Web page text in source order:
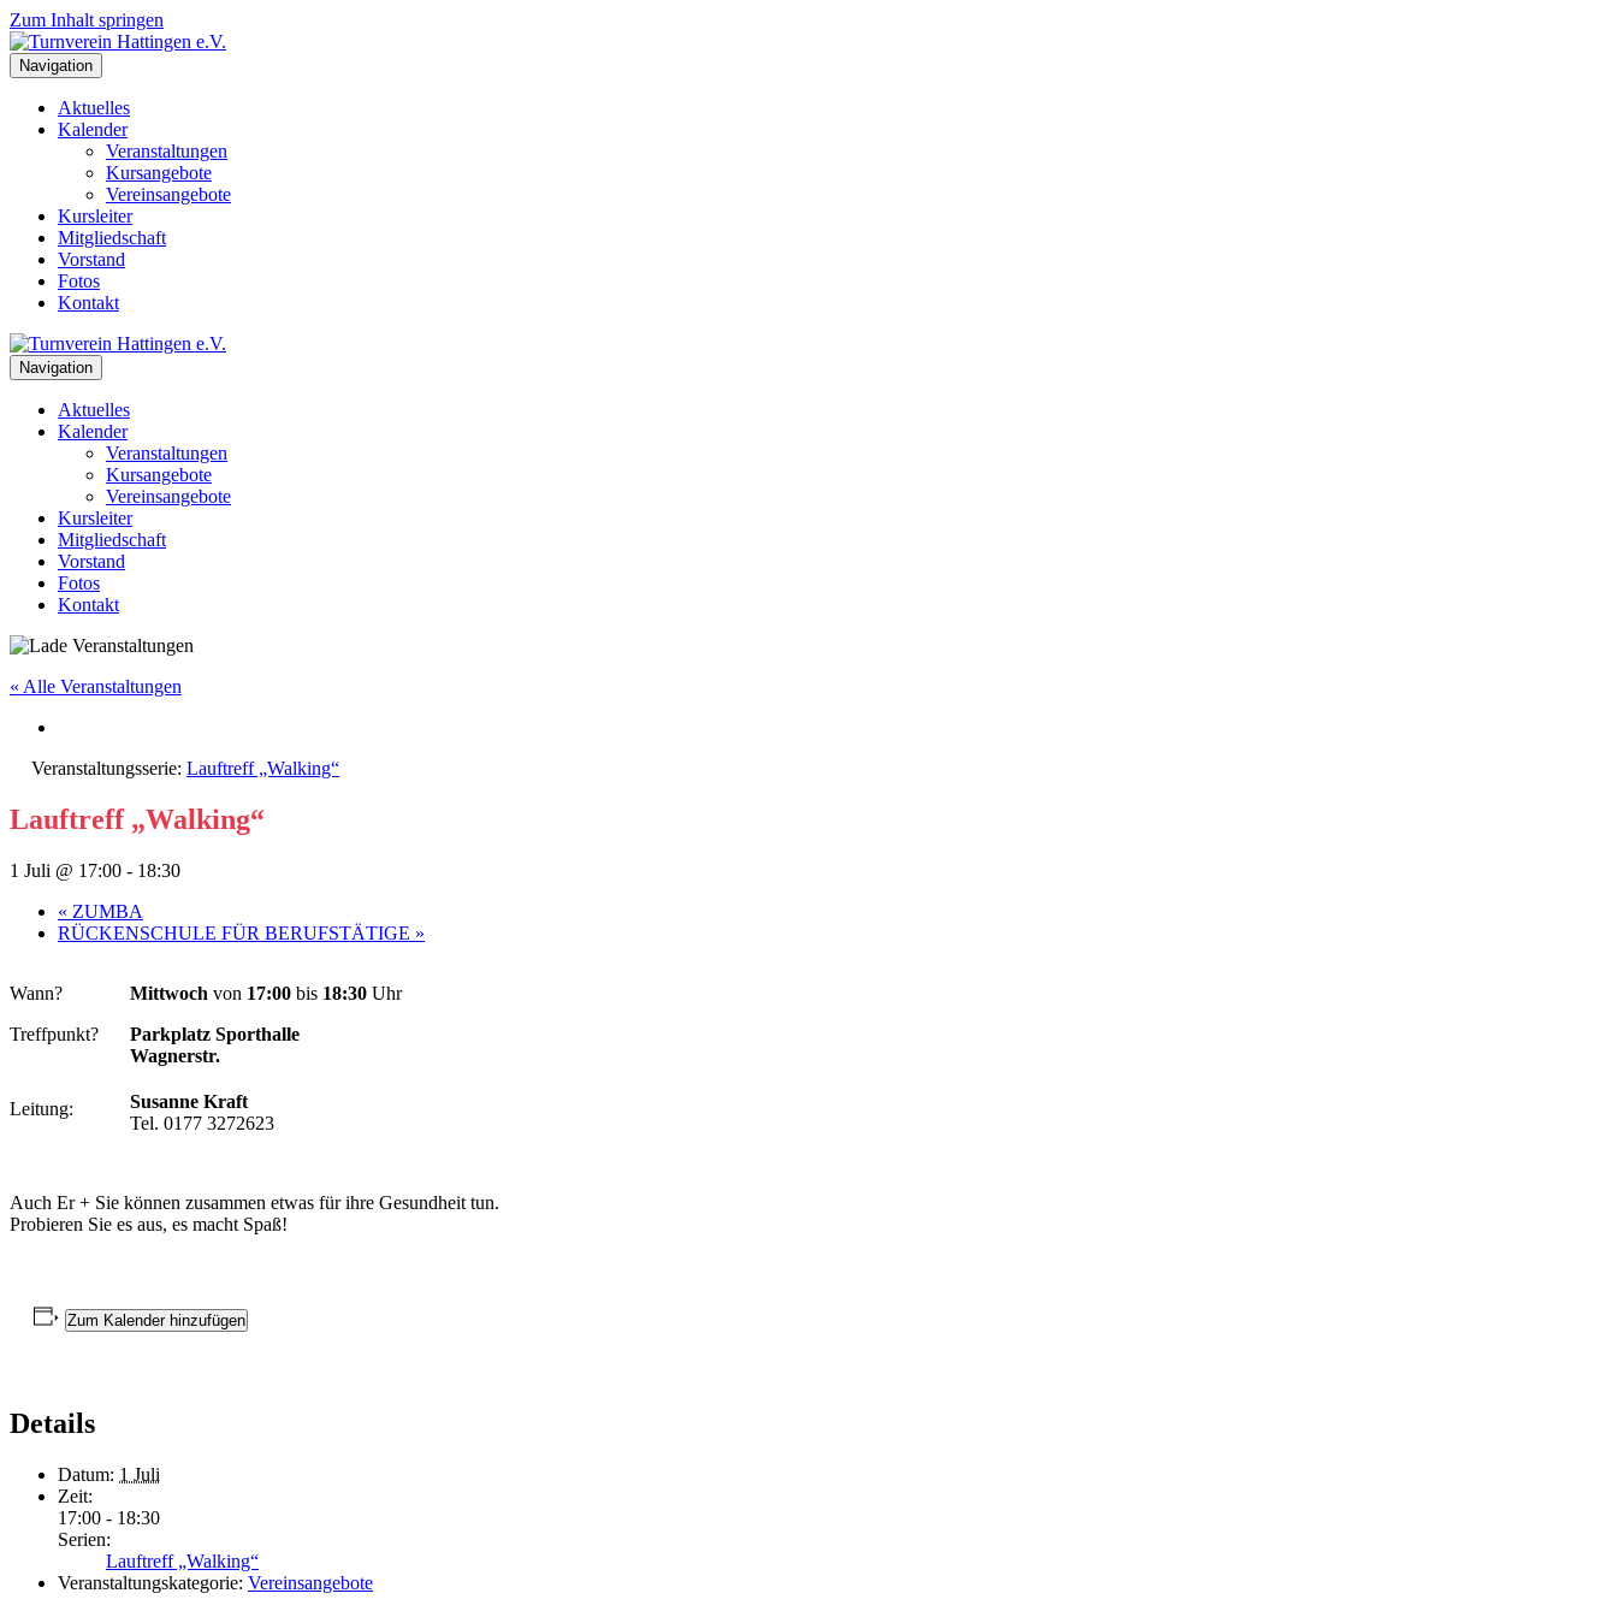
Zum Inhalt springen
Navigation
Aktuelles
Kalender
Veranstaltungen
Kursangebote
Vereinsangebote
Kursleiter
Mitgliedschaft
Vorstand
Fotos
Kontakt
Navigation
Aktuelles
Kalender
Veranstaltungen
Kursangebote
Vereinsangebote
Kursleiter
Mitgliedschaft
Vorstand
Fotos
Kontakt
« Alle Veranstaltungen
Veranstaltungsserie: Lauftreff „Walking“
Lauftreff „Walking“
1 Juli @ 17:00 - 18:30
« ZUMBA
RÜCKENSCHULE FÜR BERUFSTÄTIGE »
Wann?
Treffpunkt?
Leitung:
Mittwoch von 17:00 bis 18:30 Uhr
Parkplatz Sporthalle
Wagnerstr.
Susanne Kraft
Tel. 0177 3272623
Auch Er + Sie können zusammen etwas für ihre Gesundheit tun.
Probieren Sie es aus, es macht Spaß!
Zum Kalender hinzufügen
Details
Datum: 1 Juli
Zeit:
17:00 - 18:30
Serien:
Lauftreff „Walking“
Veranstaltungskategorie: Vereinsangebote